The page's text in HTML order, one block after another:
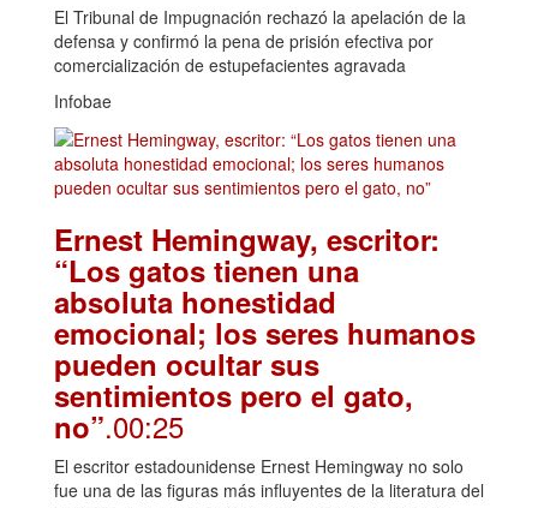
El Tribunal de Impugnación rechazó la apelación de la
defensa y confirmó la pena de prisión efectiva por
comercialización de estupefacientes agravada
Infobae
Ernest Hemingway, escritor:
“Los gatos tienen una
absoluta honestidad
emocional; los seres humanos
pueden ocultar sus
sentimientos pero el gato,
no”.00:25
El escritor estadounidense Ernest Hemingway no solo
fue una de las figuras más influyentes de la literatura del